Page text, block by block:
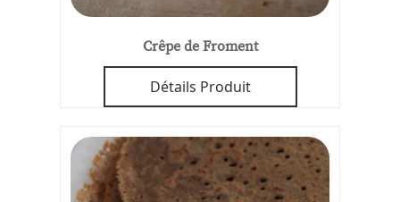
Crêpe de Froment
Détails Produit